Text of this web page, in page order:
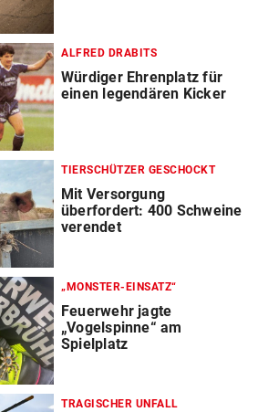
ALFRED DRABITS
Würdiger Ehrenplatz für
einen legendären Kicker
TIERSCHÜTZER GESCHOCKT
Mit Versorgung
überfordert: 400 Schweine
verendet
„MONSTER-EINSATZ“
Feuerwehr jagte
„Vogelspinne“ am
Spielplatz
TRAGISCHER UNFALL